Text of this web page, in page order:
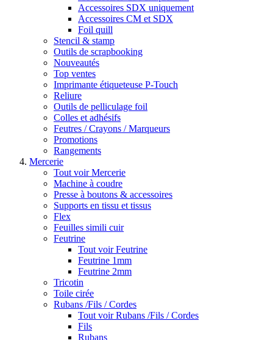
Accessoires SDX uniquement
Accessoires CM et SDX
Foil quill
Stencil & stamp
Outils de scrapbooking
Nouveautés
Top ventes
Imprimante étiqueteuse P-Touch
Reliure
Outils de pelliculage foil
Colles et adhésifs
Feutres / Crayons / Marqueurs
Promotions
Rangements
Mercerie
Tout voir Mercerie
Machine à coudre
Presse à boutons & accessoires
Supports en tissu et tissus
Flex
Feuilles simili cuir
Feutrine
Tout voir Feutrine
Feutrine 1mm
Feutrine 2mm
Tricotin
Toile cirée
Rubans /Fils / Cordes
Tout voir Rubans /Fils / Cordes
Fils
Rubans